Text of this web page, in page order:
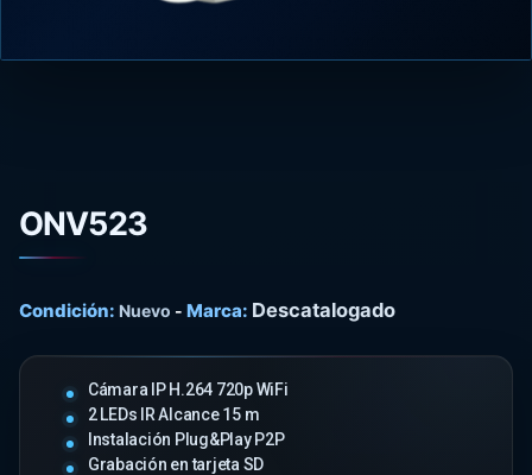
ONV523
Condición: Nuevo - Marca: Descatalogado
Cámara IP H.264 720p WiFi
2 LEDs IR Alcance 15 m
Instalación Plug&Play P2P
Grabación en tarjeta SD